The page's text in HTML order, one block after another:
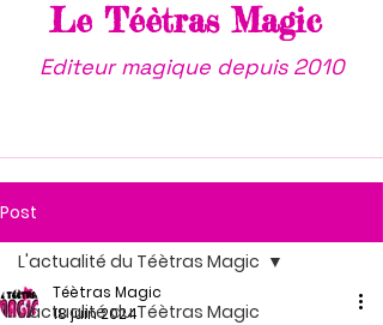
Le Téètras Magic
Editeur magique depuis 2010
Post
L'actualité du Téètras Magic
L'actualité du Téètras Magic
Téètras Magic
18 juin 2024